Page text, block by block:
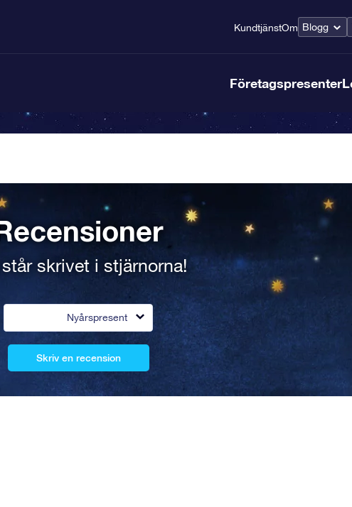
KundtjänstOm Blogg
Företagspresenter
skrivet i stjärnorna!
Nyårspresent
Skriv en recension